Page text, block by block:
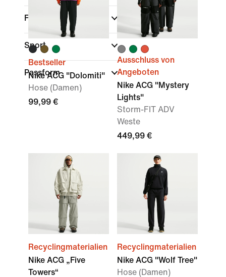
Farbe
Sport
Passform
Bestseller
Nike ACG "Dolomiti"
Hose (Damen)
99,99 €
Ausschluss von
Angeboten
Nike ACG "Mystery
Lights"
Storm-FIT ADV
Weste
449,99 €
Recyclingmaterialien
Nike ACG „Five
Towers“
Recyclingmaterialien
Nike ACG "Wolf Tree"
Hose (Damen)